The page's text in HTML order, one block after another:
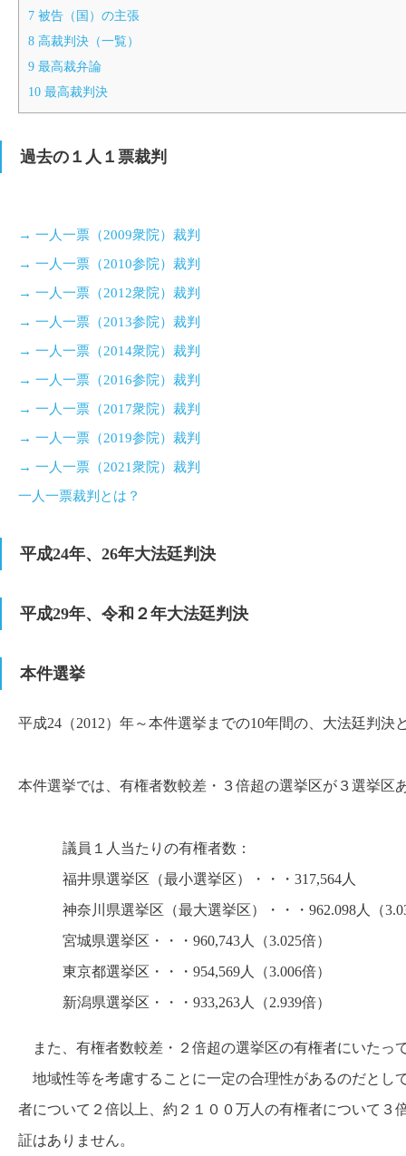
7 被告（国）の主張
8 高裁判決（一覧）
9 最高裁弁論
10 最高裁判決
過去の１人１票裁判
→ 一人一票（2009衆院）裁判
→ 一人一票（2010参院）裁判
→ 一人一票（2012衆院）裁判
→ 一人一票（2013参院）裁判
→ 一人一票（2014衆院）裁判
→ 一人一票（2016参院）裁判
→ 一人一票（2017衆院）裁判
→ 一人一票（2019参院）裁判
→ 一人一票（2021衆院）裁判
一人一票裁判とは？
平成24年、26年大法廷判決
平成29年、令和２年大法廷判決
本件選挙
平成24（2012）年～本件選挙までの10年間の、大法廷判
本件選挙では、有権者数較差・３倍超の選挙区が３選挙区
議員１人当たりの有権者数：
福井県選挙区（最小選挙区）・・・317,564人
神奈川県選挙区（最大選挙区）・・・962.098人（
宮城県選挙区・・・960,743人（3.025倍）
東京都選挙区・・・954,569人（3.006倍）
新潟県選挙区・・・933,263人（2.939倍）
また、有権者数較差・２倍超の選挙区の有権者にいたっ
地域性等を考慮することに一定の合理性があるのだとし
者について２倍以上、約２１００万人の有権者について
証はありません。